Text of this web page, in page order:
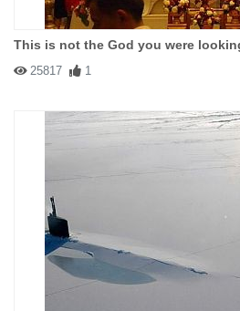
This is not the God you were
25817 1